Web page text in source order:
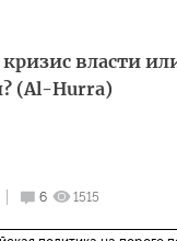
власти
(Al-Hurra)
6 1515